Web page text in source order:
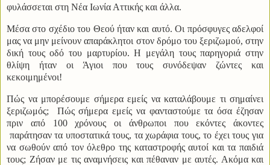
φυλάσσεται στη Νέα Ιωνία Αττικής και άλλα.
Μέσα στο σχέδιο του Θεού ήταν και αυτό. Οι πρόσφυγες αδελφοί
μας να μην μείνουν απαράκλητοι στον δρόμο του ξεριζωμού, στην
δική τους οδό του μαρτυρίου. Η μεγάλη τους παρηγοριά στην
θλίψη ήταν οι Άγιοι που τους συνόδεψαν ζώντες και
κεκοιμημένοι!
Πώς να μπορέσουμε σήμερα εμείς να καταλάβουμε τι σημαίνει
ξεριζωμός;
Πώς σήμερα εμείς να φανταστούμε τα όσα έζησαν
πριν από 100 χρόνους οι άνθρωποι που εκόντες άκοντες
παράτησαν τα υποστατικά τους, τα χωράφια τους, το έχει τους για
να σωθούν από τον όλεθρο της καταστροφής αυτοί και τα παιδιά
τους; Ζήσαν με τις αναμνήσεις και πέθαναν με αυτές. Ακόμα και